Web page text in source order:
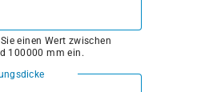
einen Wert zwischen
100000 mm ein.